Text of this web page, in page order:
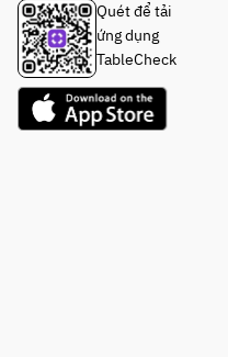
Quét để tải
ứng dụng
TableCheck